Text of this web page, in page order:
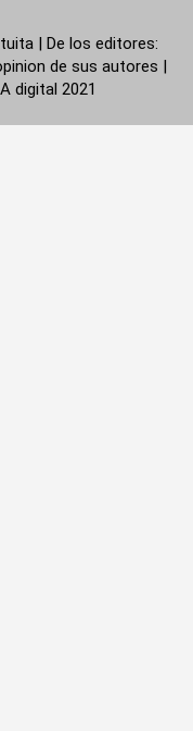
| De los editores:
de sus autores |
digital 2021